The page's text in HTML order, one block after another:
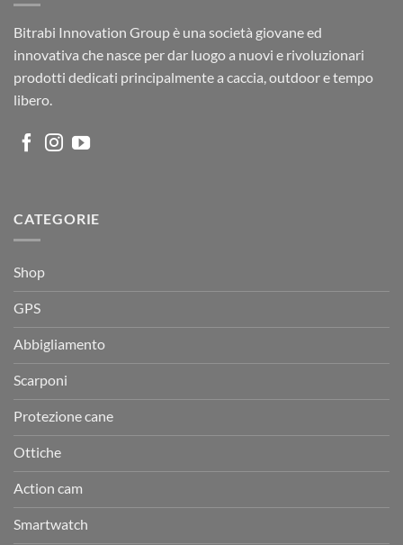
Bitrabi Innovation Group è una società giovane ed
innovativa che nasce per dar luogo a nuovi e rivoluzionari
prodotti dedicati principalmente a caccia, outdoor e tempo
libero.
CATEGORIE
Shop
GPS
Abbigliamento
Scarponi
Protezione cane
Ottiche
Action cam
Smartwatch